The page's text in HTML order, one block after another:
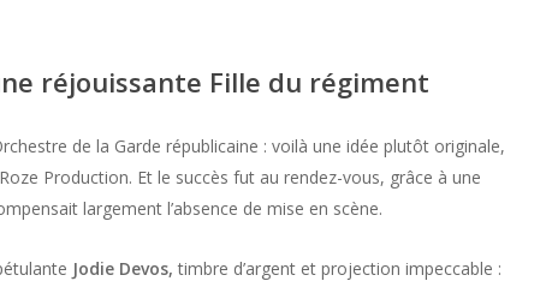
réjouissante Fille du régiment
de la Garde républicaine : voilà une idée plutôt originale,
Production. Et le succès fut au rendez-vous, grâce à une
largement l’absence de mise en scène.
Jodie Devos, timbre d’argent et projection impeccable :